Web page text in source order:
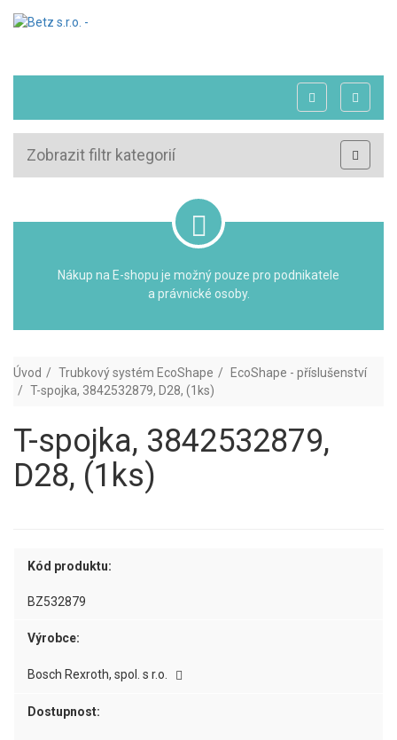
Zobrazit filtr kategorií
Nákup na E-shopu je možný pouze pro podnikatele
a právnické osoby.
Úvod Trubkový systém EcoShape
EcoShape - příslušenství
T-spojka, 3842532879, D28, (1ks)
T-spojka, 3842532879,
D28, (1ks)
Kód produktu:
BZ532879
Výrobce:
Bosch Rexroth, spol. s r.o.
Dostupnost: